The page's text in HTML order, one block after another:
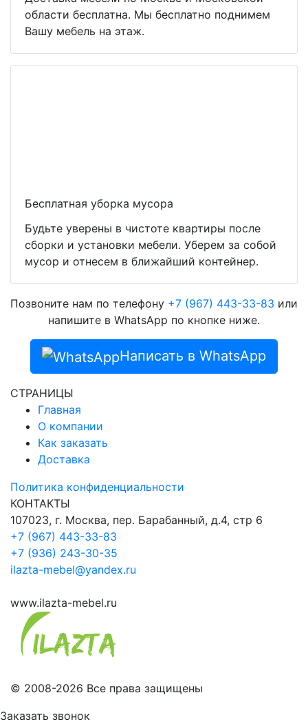
области бесплатна. Мы бесплатно поднимем
Вашу мебель на этаж.
Бесплатная уборка мусора
Будьте уверены в чистоте квартиры после
сборки и установки мебели. Уберем за собой
мусор и отнесем в ближайший контейнер.
Позвоните нам по телефону +7 (967) 443-33-83 или
напишите в WhatsApp по кнопке ниже.
Написать в WhatsApp
СТРАНИЦЫ
Главная
О компании
Как заказать
Доставка
Политика конфиденциальности
КОНТАКТЫ
107023, г. Москва, пер. Барабанный, д.4, стр 6
+7 (967) 443-33-83
+7 (936) 243-30-35
ilazta-mebel@yandex.ru
www.ilazta-mebel.ru
© 2008-2026 Все права защищены
Заказать звонок